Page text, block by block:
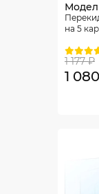
на 5
1 177 ₽
1